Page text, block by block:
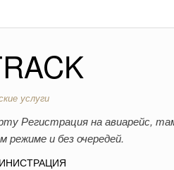
услуги
Регистрация на авиарейс,
режиме и без очередей.